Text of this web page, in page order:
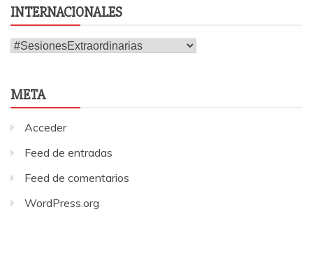
INTERNACIONALES
Internacionales
META
Acceder
Feed de entradas
Feed de comentarios
WordPress.org